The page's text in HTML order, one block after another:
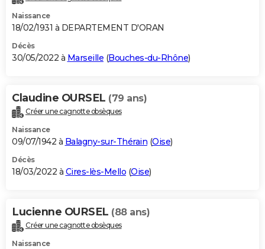
Naissance
18/02/1931 à DEPARTEMENT D'ORAN
Décès
30/05/2022 à Marseille (Bouches-du-Rhône)
Claudine OURSEL (79 ans)
Créer une cagnotte obsèques
Naissance
09/07/1942 à Balagny-sur-Thérain (Oise)
Décès
18/03/2022 à Cires-lès-Mello (Oise)
Lucienne OURSEL (88 ans)
Créer une cagnotte obsèques
Naissance